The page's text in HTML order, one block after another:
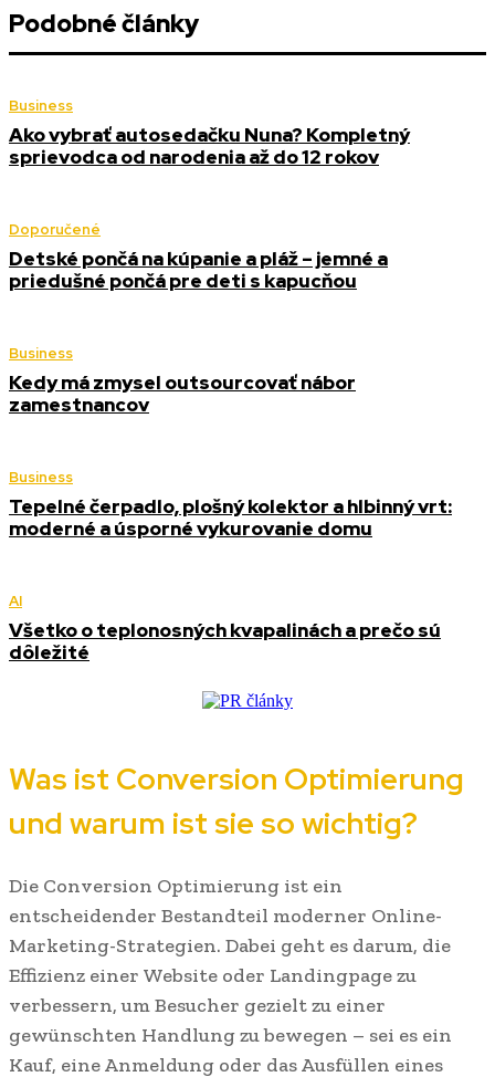
Podobné články
Business
Ako vybrať autosedačku Nuna? Kompletný
sprievodca od narodenia až do 12 rokov
Doporučené
Detské pončá na kúpanie a pláž – jemné a
priedušné pončá pre deti s kapucňou
Business
Kedy má zmysel outsourcovať nábor
zamestnancov
Business
Tepelné čerpadlo, plošný kolektor a hlbinný vrt:
moderné a úsporné vykurovanie domu
AI
Všetko o teplonosných kvapalinách a prečo sú
dôležité
Was ist Conversion Optimierung
und warum ist sie so wichtig?
Die Conversion Optimierung ist ein
entscheidender Bestandteil moderner Online-
Marketing-Strategien. Dabei geht es darum, die
Effizienz einer Website oder Landingpage zu
verbessern, um Besucher gezielt zu einer
gewünschten Handlung zu bewegen – sei es ein
Kauf, eine Anmeldung oder das Ausfüllen eines